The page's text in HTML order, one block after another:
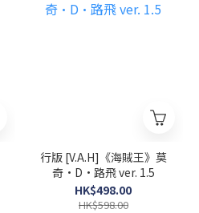
行版 [V.A.H]《海賊王》莫
奇·D·路飛 ver. 1.5
HK$498.00
HK$598.00